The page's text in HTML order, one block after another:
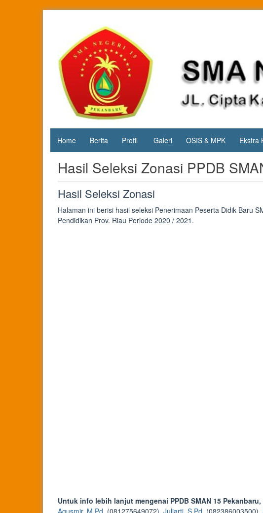
SMA
Negeri 15
Pekanbaru
Jl. Cipta
Karya
KM.3, Kec.
Tuah
Madani,
Kota
Pekanbaru
Home Berita Profil Galeri OSIS & MPK Ekstra
Hasil Seleksi Zonasi PPDB
Hasil Seleksi Zonasi
Halaman ini berisi hasil seleksi Penerimaan Peserta Didik Baru
Pendidikan Prov. Riau Periode 2020 / 2021.
Untuk info lebih lanjut mengenai PPDB SMAN 15
Agusmir, M.Pd (081275649072), Juliarti, S.Pd (082386003500),